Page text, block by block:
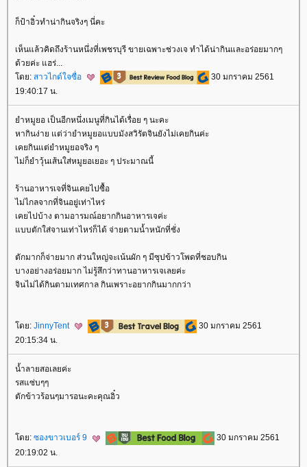
ก็ป้าอิ๋วทำน่ากินจริงๆ นี่คะ
เห็นแล้วคิดถึงร้านหนึ่งที่เพชรบุรี ขายเฉพาะช่วงเจ ทำได้น่ากินและอร่อยมากๆ
ด้วยค่ะ แฮร่...
ดย: สาวไกด์ใจซื่อ
30 มกราคม 2561
19:40:17 น.
ำหมูยอ เป็นอีกหนึ่งเมนูที่กินได้เรื่อย ๆ นะคะ
หากินง่าย แต่ว่ายำหมูยอแบบมังสวิรัตจินยังไม่เคยกินค่ะ
เคยกินแต่ยำหมูยอจริง ๆ
ไม่ก็ยำวุ้นเส้นใส่หมูยอเยอะ ๆ ประมาณนี้
ร้านอาหารเจที่จินเคยไปซื้อ
ไม่ไกลจากที่จินอยู่เท่าไหร่
เคยไปบ้าง ตามอารมณ์อยากกินอาหารเจค่ะ
บบตักใส่จานเท่าไหร่ก็ได้ จ่ายตามน้ำหนักที่ชั่ง
ตักมากก็จ่ายมาก ส่วนใหญ่จะเน้นผัก ๆ มีซุปข้าวโพดที่ชอบกิน
บางอย่างอร่อยมาก ไม่รู้สึกว่าทานอาหารเจเลยค่ะ
จินไม่ได้กินตามเทศกาล กินเพราะอยากกินมากกว่า
ดย: JinnyTent
30 มกราคม 2561
20:15:34 น.
น้ำลายสอเลยค่ะ
รสแซ่บๆๆ
ตักข้าวร้อนๆมารอนะคะคุณอิ๋ว
ดย: ซองขาวเบอร์ 9
30 มกราคม 2561
20:19:02 น.